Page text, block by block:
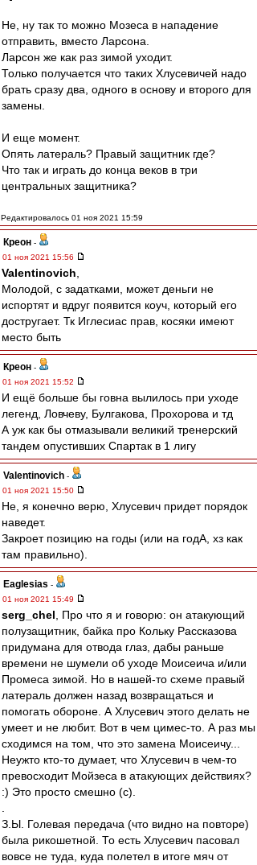
Не, ну так то можно Мозеса в нападение
отправить, вместо Ларсона.
Ларсон же как раз зимой уходит.
Только получается что таких Хлусевичей надо
брать сразу два, одного в основу и второго для
замены.
И еще момент.
Опять латераль? Правый защитник где?
Что так и играть до конца веков в три
центральных защитника?
Редактировалось 01 ноя 2021 15:59
Креон -
01 ноя 2021 15:56
Valentinovich
Молодой, с задатками, может деньги не
испортят и вдруг появится коуч, который его
достругает. Тк Иглесиас прав, косяки имеют
место быть
Креон -
01 ноя 2021 15:52
И ещё больше бы говна вылилось при уходе
легенд, Ловчеву, Булгакова, Прохорова и тд
А уж как бы отмазывали великий тренерский
тандем опустивших Спартак в 1 лигу
Valentinovich -
01 ноя 2021 15:50
Не, я конечно верю, Хлусевич придет порядок
наведет.
Закроет позицию на годы (или на годА, хз как
там правильно).
Eaglesias -
01 ноя 2021 15:49
serg_chel , Про что я и говорю: он атакующий
полузащитник, байка про Кольку Рассказова
придумана для отвода глаз, дабы раньше
времени не шумели об уходе Моисеича и/или
Промеса зимой. Но в нашей-то схеме правый
латераль должен назад возвращаться и
помогать обороне. А Хлусевич этого делать не
умеет и не любит. Вот в чем цимес-то. А раз мы
сходимся на том, что это замена Моисеичу...
Неужто кто-то думает, что Хлусевич в чем-то
превосходит Мойзеса в атакующих действиях?
:) Это просто смешно (с).
З.Ы. Голевая передача (что видно на повторе)
была рикошетной. То есть Хлусевич пасовал
вовсе не туда, куда полетел в итоге мяч от